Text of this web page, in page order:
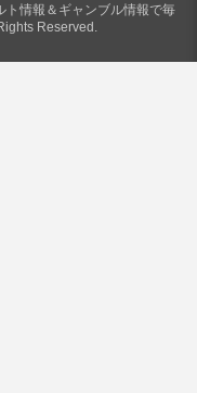
情報＆ギャンブル情報で毎
Reserved.